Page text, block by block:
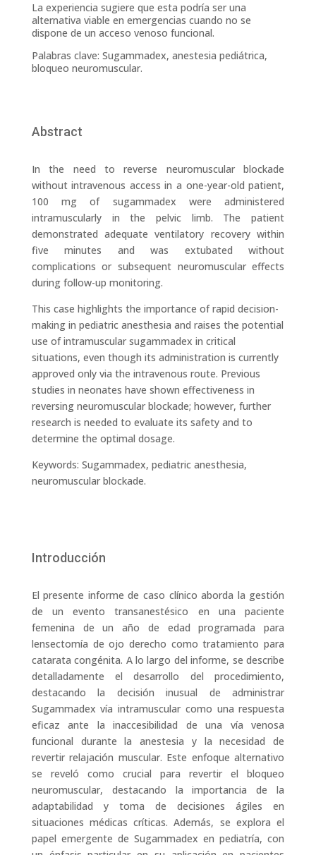
La experiencia sugiere que esta podría ser una
alternativa viable en emergencias cuando no se
dispone de un acceso venoso funcional.
Palabras clave: Sugammadex, anestesia pediátrica,
bloqueo neuromuscular.
Abstract
In the need to reverse neuromuscular blockade
without intravenous access in a one-year-old patient,
100 mg of sugammadex were administered
intramuscularly in the pelvic limb. The patient
demonstrated adequate ventilatory recovery within
five minutes and was extubated without
complications or subsequent neuromuscular effects
during follow-up monitoring.
This case highlights the importance of rapid decision-
making in pediatric anesthesia and raises the potential
use of intramuscular sugammadex in critical
situations, even though its administration is currently
approved only via the intravenous route. Previous
studies in neonates have shown effectiveness in
reversing neuromuscular blockade; however, further
research is needed to evaluate its safety and to
determine the optimal dosage.
Keywords: Sugammadex, pediatric anesthesia,
neuromuscular blockade.
Introducción
El presente informe de caso clínico aborda la gestión
de un evento transanestésico en una paciente
femenina de un año de edad programada para
lensectomía de ojo derecho como tratamiento para
catarata congénita. A lo largo del informe, se describe
detalladamente el desarrollo del procedimiento,
destacando la decisión inusual de administrar
Sugammadex vía intramuscular como una respuesta
eficaz ante la inaccesibilidad de una vía venosa
funcional durante la anestesia y la necesidad de
revertir relajación muscular. Este enfoque alternativo
se reveló como crucial para revertir el bloqueo
neuromuscular, destacando la importancia de la
adaptabilidad y toma de decisiones ágiles en
situaciones médicas críticas. Además, se explora el
papel emergente de Sugammadex en pediatría, con